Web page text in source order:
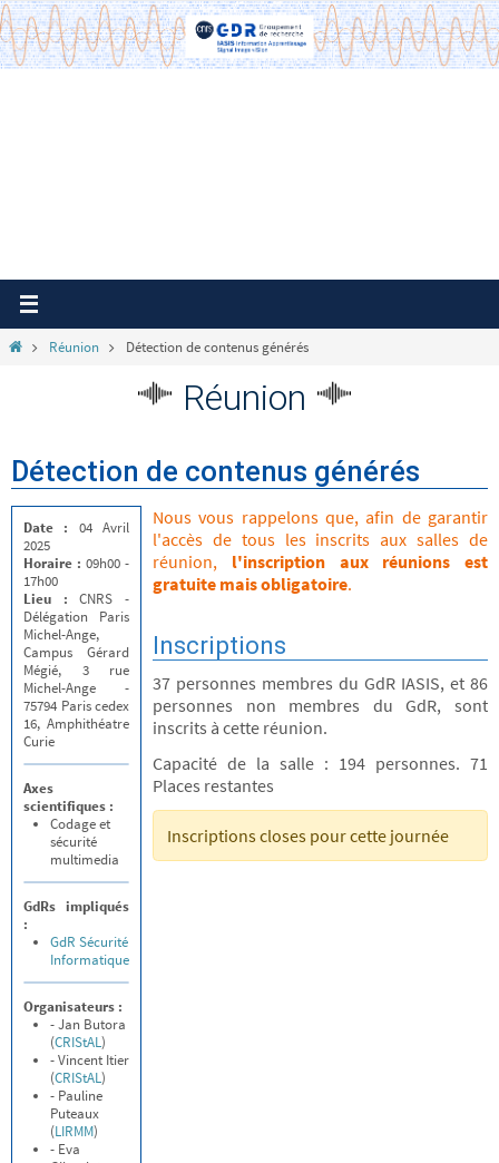
Passer
vers
le
HomeRéunion Détection de contenus générés
Réunion
Détection de contenus générés
Date : 04 Avril
2025
Horaire : 09h00 -
17h00
Lieu :CNRS -
Délégation Paris
Michel-Ange,
Campus Gérard
Mégié, 3 rue
Michel-Ange -
75794 Paris cedex
16, Amphithéatre
Curie
Axes
scientifiques :
Codage et
sécurité
multimedia
GdRs impliqués
:
GdR Sécurité
Informatique
Organisateurs :
- Jan Butora
(CRIStAL)
- Vincent Itier
(CRIStAL)
- Pauline
Puteaux
(LIRMM)
- Eva
Nous vous rappelons que, afin de garantir
l'accès de tous les inscrits aux salles de
réunion, l'inscription aux réunions est
gratuite mais obligatoire.
Inscriptions
37 personnes membres du GdR IASIS, et 86
personnes non membres du GdR, sont
inscrits à cette réunion.
Capacité de la salle : 194 personnes. 71
Places restantes
Inscriptions closes pour cette journée